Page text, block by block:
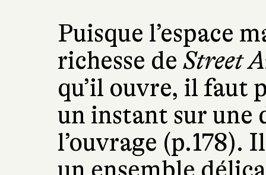
Puisque l’espace
richesse de Street
qu’il ouvre, il faut
un instant sur une
l’ouvrage (p.178).